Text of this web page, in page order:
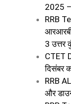
2025
RRB
3 उत्तर
CTET
दिसंबर
RRB
और